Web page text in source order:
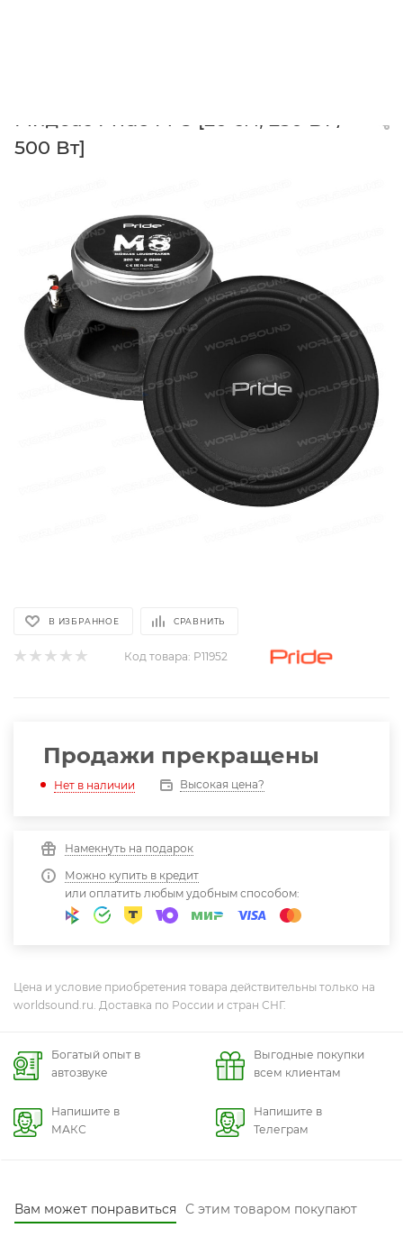
Мидбас Pride M-8 [20 см, 250 Вт /
500 Вт]
В ИЗБРАННОЕ СРАВНИТЬ
Код товара: P11952
Продажи прекращены
Нет в наличии Высокая цена?
Намекнуть на подарок
Можно купить в кредит
или оплатить любым удобным способом:
Цена и условие приобретения товара действительны только на
worldsound.ru. Доставка по России и стран СНГ.
Богатый опыт в
автозвуке
Выгодные покупки
всем клиентам
Напишите в
МАКС
Напишите в
Телеграм
Вам может понравиться С этим товаром покупают